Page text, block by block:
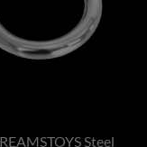
Steel